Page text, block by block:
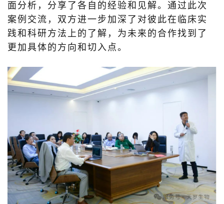
面分析，分享了各自的经验和见解。通过此次
案例交流，双方进一步加深了对彼此在临床实
践和科研方法上的了解，为未来的合作找到了
更加具体的方向和切入点。